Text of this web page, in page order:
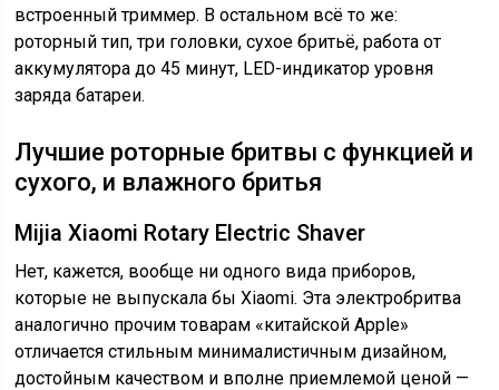
встроенный триммер. В остальном всё то же:
роторный тип, три головки, сухое бритьё, работа от
аккумулятора до 45 минут, LED-индикатор уровня
заряда батареи.
Лучшие роторные бритвы с функцией и
сухого, и влажного бритья
Mijia Xiaomi Rotary Electric Shaver
Нет, кажется, вообще ни одного вида приборов,
которые не выпускала бы Xiaomi. Эта электробритва
аналогично прочим товарам «китайской Apple»
отличается стильным минималистичным дизайном,
достойным качеством и вполне приемлемой ценой —